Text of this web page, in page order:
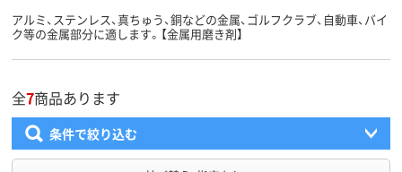
アルミ、ステンレス、真ちゅう、銅などの金属、ゴルフクラブ、自動車、バイ
ク等の金属部分に適します。【金属用磨き剤】
全7商品あります
条件で絞り込む